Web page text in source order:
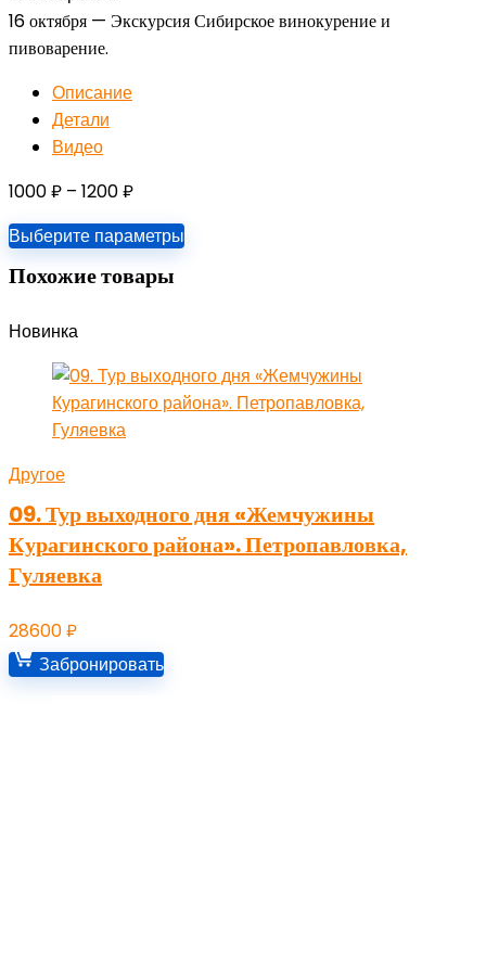
16 октября — Экскурсия Сибирское винокурение и
пивоварение.
Описание
Детали
Видео
1000₽ – 1200₽Диапазон
цен:
1000 ₽
–
Выберите параметры
Похожие товары
Новинка
Другое
09. Тур выходного дня «Жемчужины
Курагинского района». Петропавловка,
Гуляевка
28600₽
Забронировать